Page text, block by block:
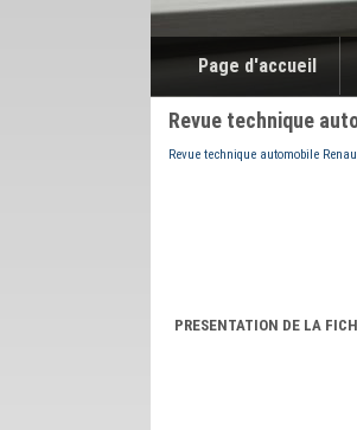
Page d'accueil
Revue technique
Revue technique automobile
PRESENTATION DE LA